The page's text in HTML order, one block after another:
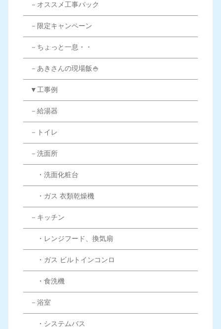
－オススメ工事パック
－限定キャンペーン
－ちょっと一息・・
－あきさんの現場飯🍚
▼工事例
－給湯器
－トイレ
－洗面所
・洗面化粧台
・ガス 衣類乾燥機
－キッチン
・レンジフード、換気扇
・ガス ビルトインコンロ
・食洗機
－浴室
・システムバス